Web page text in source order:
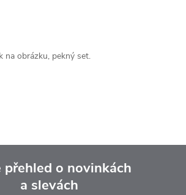
na obrázku, pekný set.
přehled o novinkách
a slevách